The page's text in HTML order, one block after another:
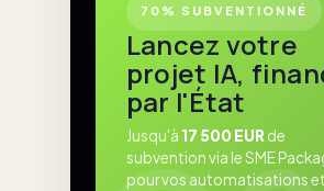
70% SUBVENTIONNÉ
Lancez votre
projet IA,
par l'État
Jusqu'à 17 500 EUR de
subvention via le SME
pour vos automatisations et